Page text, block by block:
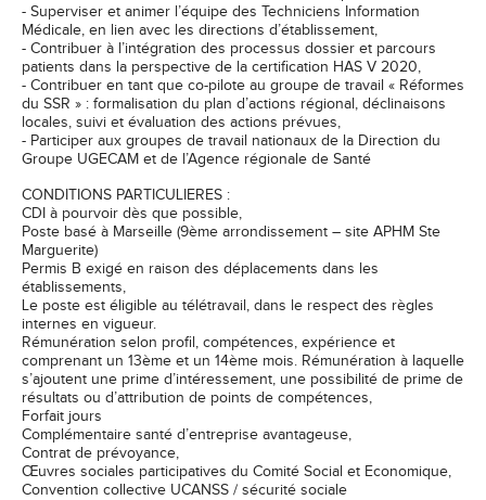
- Superviser et animer l’équipe des Techniciens Information
Médicale, en lien avec les directions d’établissement,
- Contribuer à l’intégration des processus dossier et parcours
patients dans la perspective de la certification HAS V 2020,
- Contribuer en tant que co-pilote au groupe de travail « Réformes
du SSR » : formalisation du plan d’actions régional, déclinaisons
locales, suivi et évaluation des actions prévues,
- Participer aux groupes de travail nationaux de la Direction du
Groupe UGECAM et de l’Agence régionale de Santé
CONDITIONS PARTICULIERES :
CDI à pourvoir dès que possible,
Poste basé à Marseille (9ème arrondissement – site APHM Ste
Marguerite)
Permis B exigé en raison des déplacements dans les
établissements,
Le poste est éligible au télétravail, dans le respect des règles
internes en vigueur.
Rémunération selon profil, compétences, expérience et
comprenant un 13ème et un 14ème mois. Rémunération à laquelle
s’ajoutent une prime d’intéressement, une possibilité de prime de
résultats ou d’attribution de points de compétences,
Forfait jours
Complémentaire santé d’entreprise avantageuse,
Contrat de prévoyance,
Œuvres sociales participatives du Comité Social et Economique,
Convention collective UCANSS / sécurité sociale